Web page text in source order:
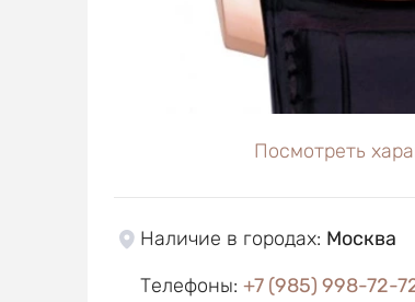
Посмотреть
Наличие в городах: Москва
Телефоны: +7 (985) 998-72-